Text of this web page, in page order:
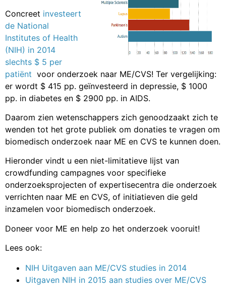
Concreet investeert
de National
Institutes of Health
(NIH) in 2014
slechts $ 5 per
patiënt voor onderzoek naar ME/CVS! Ter vergelijking:
er wordt $ 415 pp. geïnvesteerd in depressie, $ 1000
pp. in diabetes en $ 2900 pp. in AIDS.
Daarom zien wetenschappers zich genoodzaakt zich te
wenden tot het grote publiek om donaties te vragen om
biomedisch onderzoek naar ME en CVS te kunnen doen.
Hieronder vindt u een niet-limitatieve lijst van
crowdfunding campagnes voor specifieke
onderzoeksprojecten of expertisecentra die onderzoek
verrichten naar ME en CVS, of initiatieven die geld
inzamelen voor biomedisch onderzoek.
Doneer voor ME en help zo het onderzoek vooruit!
Lees ook:
NIH Uitgaven aan ME/CVS studies in 2014
Uitgaven NIH in 2015 aan studies over ME/CVS